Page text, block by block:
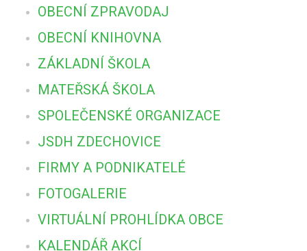
OBECNÍ ZPRAVODAJ
OBECNÍ KNIHOVNA
ZÁKLADNÍ ŠKOLA
MATEŘSKÁ ŠKOLA
SPOLEČENSKÉ ORGANIZACE
JSDH ZDECHOVICE
FIRMY A PODNIKATELÉ
FOTOGALERIE
VIRTUÁLNÍ PROHLÍDKA OBCE
KALENDÁŘ AKCÍ